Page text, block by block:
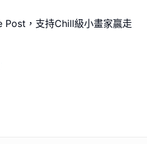
Post，支持Chill級小畫家贏走